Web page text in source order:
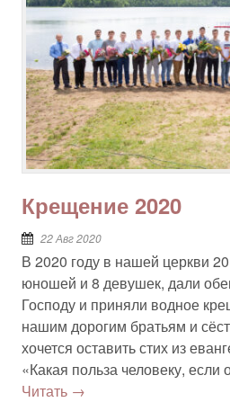
Крещение 2020
22 Авг 2020
В 2020 году в нашей церкви
юношей и 8 девушек, дали
Господу и приняли водное
нашим дорогим братьям и
хочется оставить стих из
«Какая польза человеку, если
Читать →